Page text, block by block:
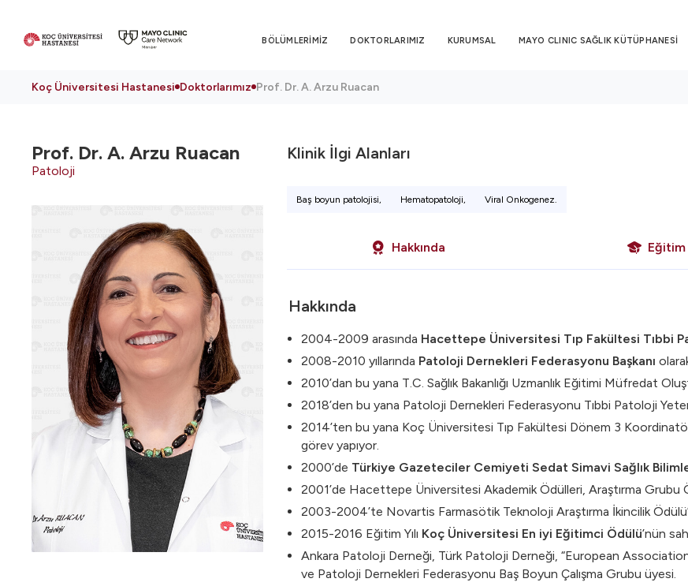
BÖLÜMLERİMİZ DOKTORLARIMIZ KURUMSAL MAYO CLINIC SAĞLIK KÜTÜPHANESİ
Koç Üniversitesi Hastanesi Doktorlarımız Prof. Dr. A. Arzu Ruacan
Prof. Dr. A. Arzu Ruacan
Patoloji
Klinik İlgi Alanları
Baş boyun patolojisi, Hematopatoloji, Viral Onkogenez.
Hakkında Eğitim
Hakkında
2004-2009 arasında Hacettepe Üniversitesi Tıp Fakültesi Tıbbi
2008-2010 yıllarında Patoloji Dernekleri Federasyonu Başkanı
2010’dan bu yana T.C. Sağlık Bakanlığı Uzmanlık Eğitimi Müfredat
2018’den bu yana Patoloji Dernekleri Federasyonu Tıbbi Patoloji
2014’ten bu yana Koç Üniversitesi Tıp Fakültesi Dönem 3
görev yapıyor.
2000’de Türkiye Gazeteciler Cemiyeti Sedat Simavi Sağlık
2001’de Hacettepe Üniversitesi Akademik Ödülleri, Araştırma Grubu
2003-2004’te Novartis Farmasötik Teknoloji Araştırma İkincilik
2015-2016 Eğitim Yılı Koç Üniversitesi En iyi Eğitimci Ödülü’nün
Ankara Patoloji Derneği, Türk Patoloji Derneği, “European
ve Patoloji Dernekleri Federasyonu Baş Boyun Çalışma Grubu üyesi.